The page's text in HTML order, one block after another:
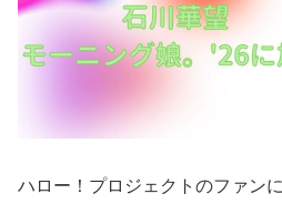
ハロー！プロジェクトのファン